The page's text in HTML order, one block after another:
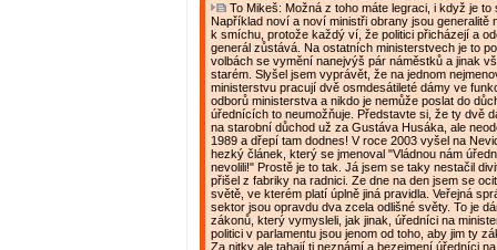
To Mikeš: Možná z toho máte legraci, i když je to
Například noví a noví ministři obrany jsou generalitě
k smíchu, protože každý ví, že politici přicházejí a
generál zůstává. Na ostatních ministerstvech je to
volbách se vymění nanejvýš pár náměstků a jinak
starém. Slyšel jsem vyprávět, že na jednom
ministerstvu pracují dvě osmdesátileté dámy ve
odborů ministerstva a nikdo je nemůže poslat do
úřednících to neumožňuje. Představte si, že ty dvě
na starobní důchod už za Gustáva Husáka, ale
1989 a dřepí tam dodnes! V roce 2003 vyšel na
hezký článek, který se jmenoval "Vládnou nám
nevolili!" Prostě je to tak. Já jsem se taky nestačil
přišel z fabriky na radnici. Ze dne na den jsem se
světě, ve kterém platí úplně jiná pravidla. Veřejná
sektor jsou opravdu dva zcela odlišné světy. To je
zákonů, který vymysleli, jak jinak, úředníci na
politici v parlamentu jsou jenom od toho, aby jim ty
Za nitky ale tahají ti neznámí a bezejmení úředníci